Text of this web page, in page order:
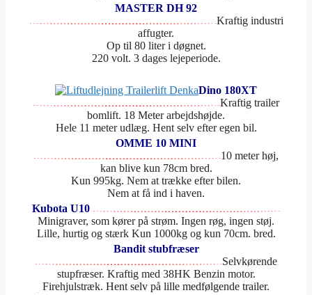
MASTER DH 92
Kraftig industri
affugter.
Op til 80 liter i døgnet.
220 volt. 3 dages lejeperiode.
Dino 180XT
Kraftig trailer
bomlift. 18 Meter arbejdshøjde.
Hele 11 meter udlæg. Hent selv efter egen bil.
OMME 10 MINI
10 meter høj,
kan blive kun 78cm bred.
Kun 995kg. Nem at trække efter bilen.
Nem at få ind i haven.
Kubota U10
Minigraver, som kører på strøm. Ingen røg, ingen støj.
Lille, hurtig og stærk Kun 1000kg og kun 70cm. bred.
Bandit stubfræser
Selvkørende
stupfræser. Kraftig med 38HK Benzin motor.
Firehjulstræk. Hent selv på lille medfølgende trailer.